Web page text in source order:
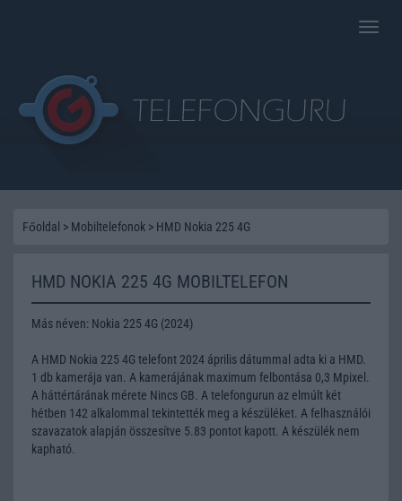
Toggle
Főoldal > Mobiltelefonok > HMD Nokia 225 4G
HMD NOKIA 225 4G MOBILTELEFON
Más néven: Nokia 225 4G (2024)
A HMD Nokia 225 4G telefont 2024 április dátummal adta ki a HMD.
1 db kamerája van. A kamerájának maximum felbontása 0,3 Mpixel.
A háttértárának mérete Nincs GB. A telefongurun az elmúlt két
hétben 142 alkalommal tekintették meg a készüléket. A felhasználói
szavazatok alapján összesítve 5.83 pontot kapott. A készülék nem
kapható.